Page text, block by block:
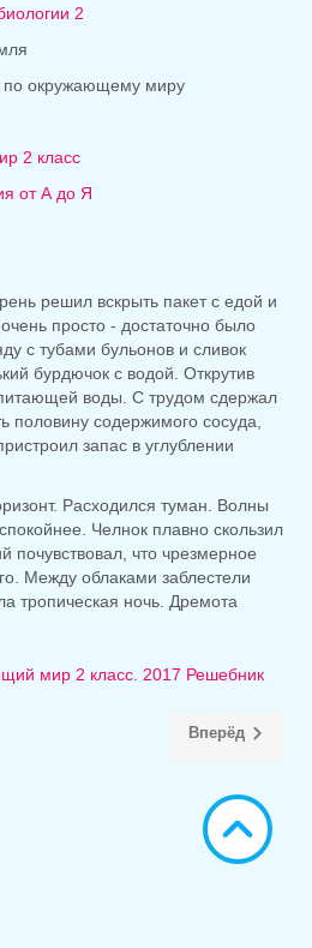
2
по окружающему миру
2 класс
от А до Я
решил вскрыть пакет с едой и
просто - достаточно было
с тубами бульонов и сливок
бурдючок с водой. Открутив
воды. С трудом сдержал
половину содержимого сосуда,
запас в углублении
Расходился туман. Волны
Челнок плавно скользил
почувствовал, что чрезмерное
Между облаками заблестели
тропическая ночь. Дремота
мир 2 класс. 2017 Решебник
Вперёд